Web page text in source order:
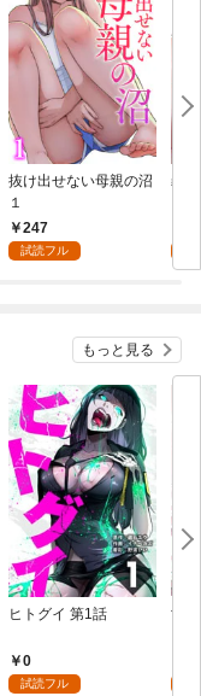
抜け出せない母親の沼
１
247
試読フル
義
もっと見る
ヒトグイ 第1話
0
試読フル
世